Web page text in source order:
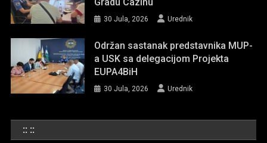
30 Jula, 2026 Urednik
Održan sastanak predstavnika MUP-
a USK sa delegacijom Projekta
EUPA4BiH
30 Jula, 2026 Urednik
:: ::